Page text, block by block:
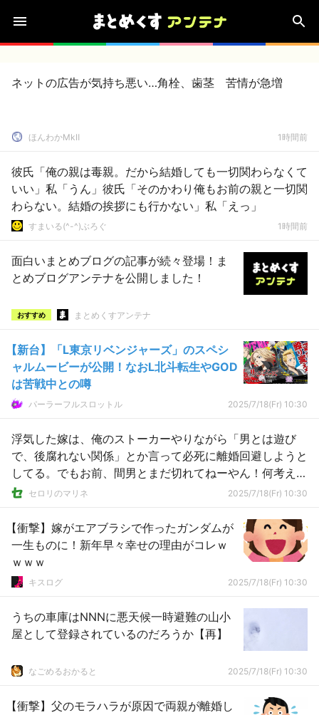
ネットの広告が気持ち悪い…角栓、歯茎 苦情が急増
ほんわかMkⅡ 1時間前
彼氏「俺の親は毒親。だから結婚しても一切関わらなくて
いい」私「うん」彼氏「そのかわり俺もお前の親と一切関
わらない。結婚の挨拶にも行かない」私「えっ」
すまいる(^-^)ぶろぐ 1時間前
面白いまとめブログの記事が続々登場！ま
とめブログアンテナを公開しました！
おすすめ まとめくすアンテナ
【新台】「L東京リベンジャーズ」のスペシ
ャルムービーが公開！なおL北斗転生やGOD
は苦戦中との噂
パーラーフルスロットル 2025/7/18(Fr) 10:30
浮気した嫁は、俺のストーカーやりながら「男とは遊び
で、後腐れない関係」とか言って必死に離婚回避しようと
してる。でもお前、間男とまだ切れてねーやん！何考えて
んだよｗ
セロリのマリネ 2025/7/18(Fr) 10:30
【衝撃】嫁がエアブラシで作ったガンダムが
一生ものに！新年早々幸せの理由がコレｗ
ｗｗｗ
キスログ 2025/7/18(Fr) 10:30
うちの車庫はNNNに悪天候一時避難の山小
屋として登録されているのだろうか【再】
なごめるおかると 2025/7/18(Fr) 10:30
【衝撃】父のモラハラが原因で両親が離婚し